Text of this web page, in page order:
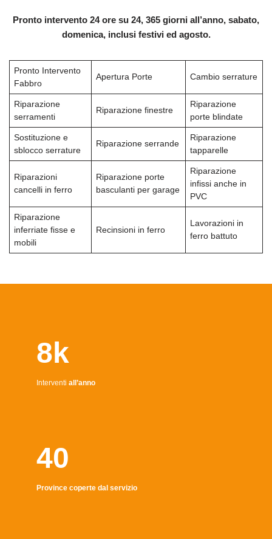
Pronto intervento 24 ore su 24, 365 giorni all’anno, sabato,
domenica, inclusi festivi ed agosto.
Pronto Intervento
Fabbro
Apertura Porte Cambio serrature
Riparazione
serramenti
Riparazione finestre
Riparazione
porte blindate
Sostituzione e
sblocco serrature
Riparazione serrande
Riparazione
tapparelle
Riparazioni
cancelli in ferro
Riparazione porte
basculanti per garage
Riparazione
infissi anche in
PVC
Riparazione
inferriate fisse e
mobili
Recinsioni in ferro
Lavorazioni in
ferro battuto
8k
Interventi all’anno
40
Province coperte dal servizio